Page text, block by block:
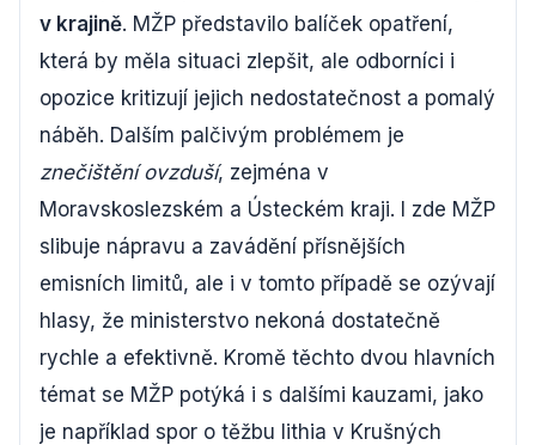
v krajině. MŽP představilo balíček opatření,
která by měla situaci zlepšit, ale odborníci i
opozice kritizují jejich nedostatečnost a pomalý
náběh. Dalším palčivým problémem je
znečištění ovzduší, zejména v
Moravskoslezském a Ústeckém kraji. I zde MŽP
slibuje nápravu a zavádění přísnějších
emisních limitů, ale i v tomto případě se ozývají
hlasy, že ministerstvo nekoná dostatečně
rychle a efektivně. Kromě těchto dvou hlavních
témat se MŽP potýká i s dalšími kauzami, jako
je například spor o těžbu lithia v Krušných